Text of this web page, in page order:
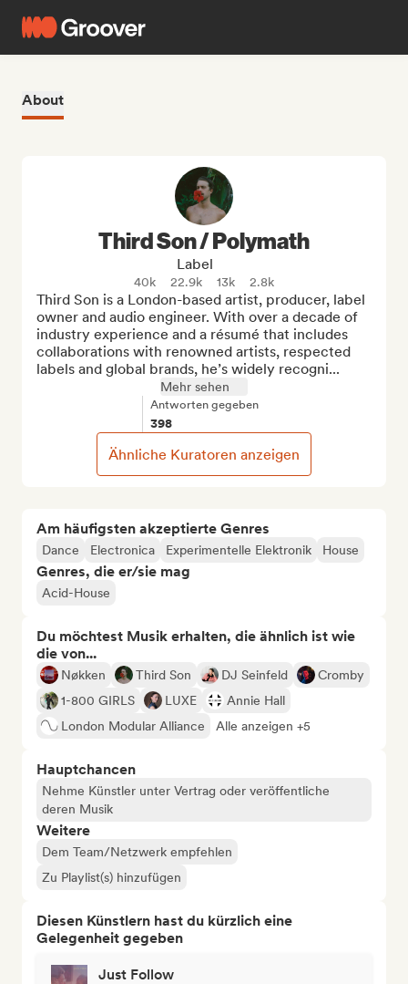
About
Am häufigsten akzeptierte Genres
Dance Electronica Experimentelle Elektronik House
Genres, die er/sie mag
Acid-House
Du möchtest Musik erhalten, die ähnlich ist wie
die von...
Nøkken Third Son DJ Seinfeld
Cromby
1-800 GIRLS
LUXE
Annie Hall
London Modular Alliance
Alle anzeigen +5
Hauptchancen
Nehme Künstler unter Vertrag oder veröffentliche
deren Musik
Weitere
Dem Team/Netzwerk empfehlen
Zu Playlist(s) hinzufügen
Diesen Künstlern hast du kürzlich eine
Gelegenheit gegeben
Just Follow
Third Son / Polymath
Label
40k 22.9k 13k 2.8k
Third Son is a London-based artist, producer, label
owner and audio engineer. With over a decade of
industry experience and a résumé that includes
collaborations with renowned artists, respected
labels and global brands, he’s widely recogni...
Mehr sehen
Antworten gegeben
398
Ähnliche Kuratoren anzeigen